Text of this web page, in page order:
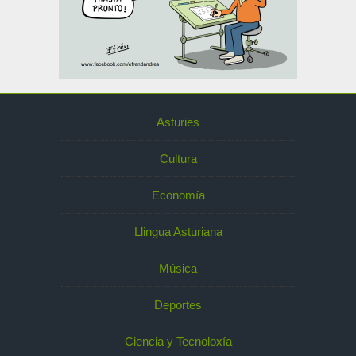
Asturies
Cultura
Economía
Llingua Asturiana
Música
Deportes
Ciencia y Tecnoloxía